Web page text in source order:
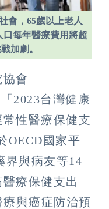
會，65歲以上老人
口每年醫療費用將超
加劇。
會
2023台灣健康
性醫療保健支
OECD國家平
界與病友等14
療保健支出
與癌症防治預